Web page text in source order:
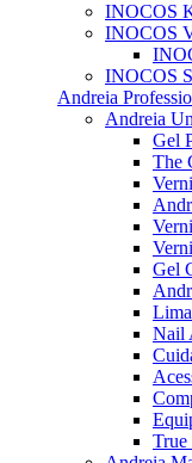
INOCOS
INOCOS
INOCOS
Andreia
Andreia
Gel
The
Gel
Nail
True